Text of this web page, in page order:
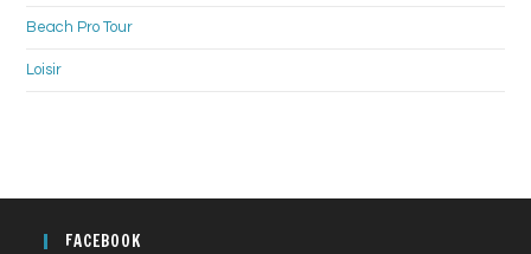
Beach Pro Tour
Loisir
FACEBOOK